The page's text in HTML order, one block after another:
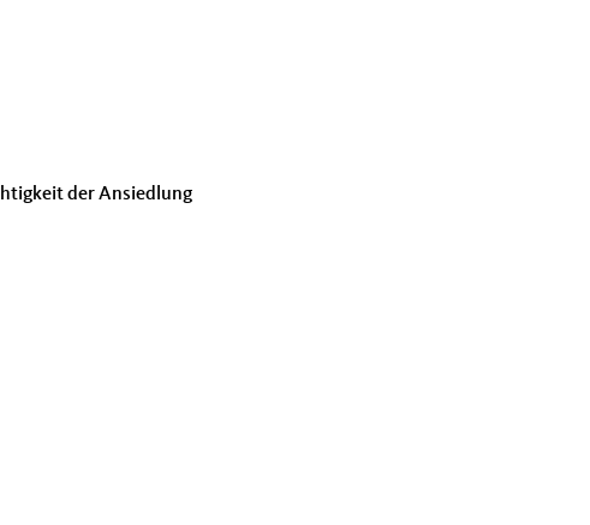
der Ansiedlung